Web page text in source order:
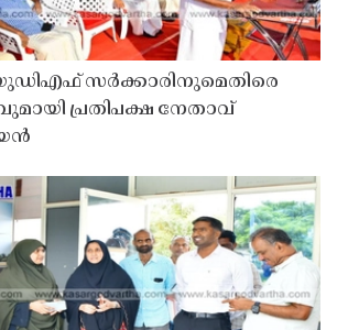
സർക്കാരിനുമെതിരെ
പ്രതിപക്ഷ നേതാവ്